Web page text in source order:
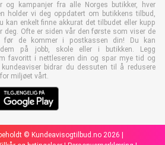
og kampanjer fra alle Norges butikker, hver
holder vi deg oppdatert om butikkens tilbud,
kan enkelt finne akkurat det tilbudet eller kupp
Ofte er siden vår den første som viser de
før de kommer i postkassen din! Du kan
på jobb, skole eller i butikken. Legg
favoritt i nettleseren din og spar mye tid og
bidrar du dessuten til å redusere
miljøet vårt.
© Kundeavisogtilbud.no 2026 |